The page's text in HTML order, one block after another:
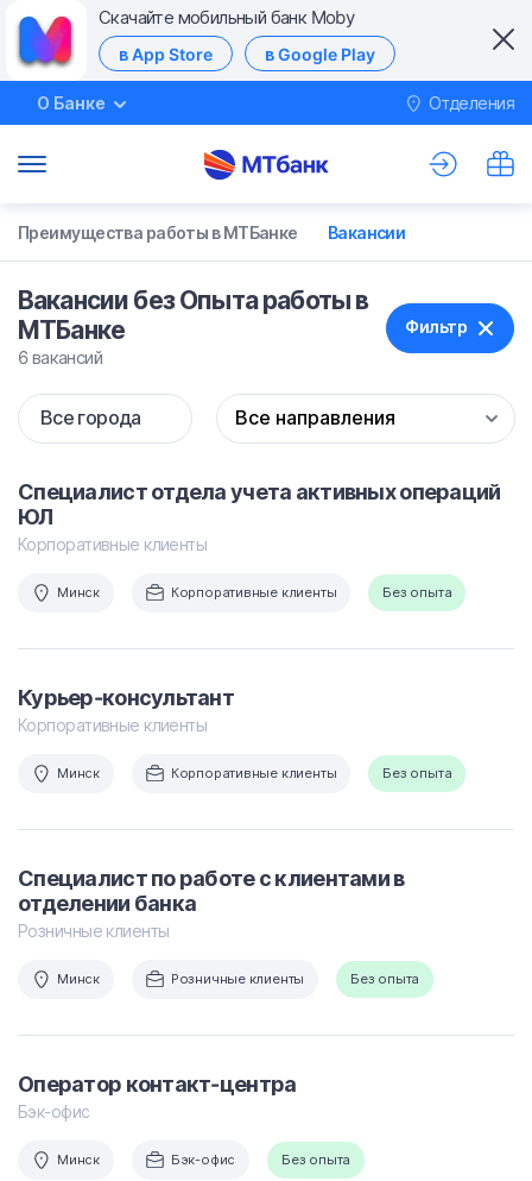
Скачайте мобильный банк Moby
в App Store в Google Play
О Банке Отделения
Преимущества работы в МТБанке Вакансии
Вакансии без Опыта работы в
МТБанке
6 вакансий
Фильтр
Все города
Специалист отдела учета активных операций
ЮЛ
Корпоративные клиенты
Минск Корпоративные клиенты Без опыта
Курьер-консультант
Корпоративные клиенты
Минск Корпоративные клиенты Без опыта
Специалист по работе с клиентами в
отделении банка
Розничные клиенты
Минск Розничные клиенты Без опыта
Оператор контакт-центра
Бэк-офис
Минск Бэк-офис Без опыта